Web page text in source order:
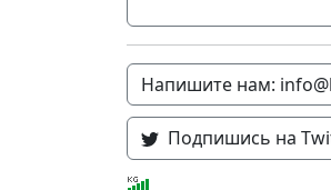
Напишите нам:
Подпишись на